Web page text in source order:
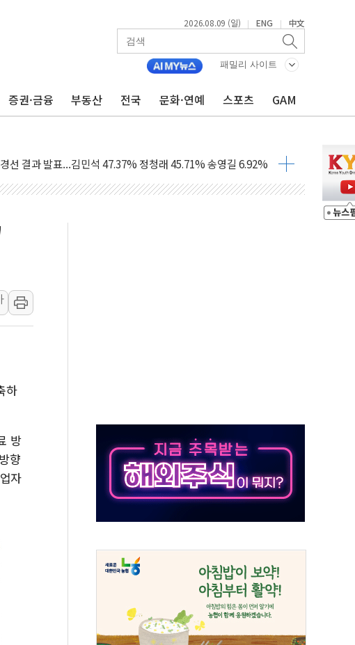
2026.08.09 (일) | ENG | 中文
패밀리 사이트
증권·금융 부동산 전국 문화·연예 스포츠 GAM
울진...'두천~하당'·'올미골교' 차량 통행 선제 제한
탱크 내부 작업 중 근로자 1명 숨져
하류서 50대 숨진 채 발견...경찰, 조사 중
래에 누적 1.48%p 차 선두 유지...金 46.01% vs 鄭 44.53%
어머니 살해 10대 구속…범행 후 반려견도 죽여
·경북 경선서 정청래에 승리…金 48.54% vs 鄭 44.40%
구·경북 경선 결과...김민석 48.54% 정청래 44.40%
선 결과 발표...김민석 50.30% 정청래 41.94% 송영길 7.76%
장기고객 400명 맞이…"마음 잇는 시간 되길"
억 지급 확정되나…재상고 앞두고 막판 셈법
공인에 '행복상자' 전달
막 '태극기 거꾸로' 논란…이틀만에 철거
면 손질… 예술·체육요원 최대 33% 감축
트 판매, 역대 최대폭 감소한 9.4%↓…유통업계 양극화 심화
보' 울진 시간당 30mm 강한 비...호우 피해 없어
하
방
향
자